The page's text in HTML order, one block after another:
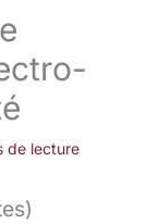
de lecture